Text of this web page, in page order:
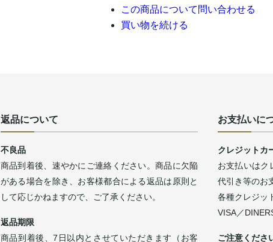
この商品について問い合わせる
買い物を続ける
返品について
不良品
商品到着後、速やかにご連絡ください。商品に欠陥
がある場合を除き、お客様都合による返品は原則と
して応じかねますので、ご了承ください。
返品期限
商品到着後、7日以内とさせていただきます（お客
お支払いに
クレジットカ
お支払いはク
代引き等のお
各種クレジッ
VISA／
ご注意くださ